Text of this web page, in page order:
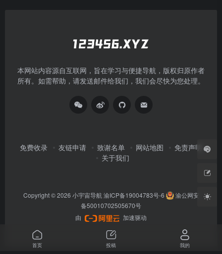
本网站内容源自互联网，旨在学习与便捷导航，版权归原作者
所有。如需帮助，请发送邮件给我们，我们会尽快为您处理。
免费收录 友链申请 致谢名单 网站地图
免责声明
关于我们
Copyright © 2026 小宇宙导航 渝ICP备19004783号-6
渝公网安
备50010702505670号
由
加速驱动
首页 投稿 我的